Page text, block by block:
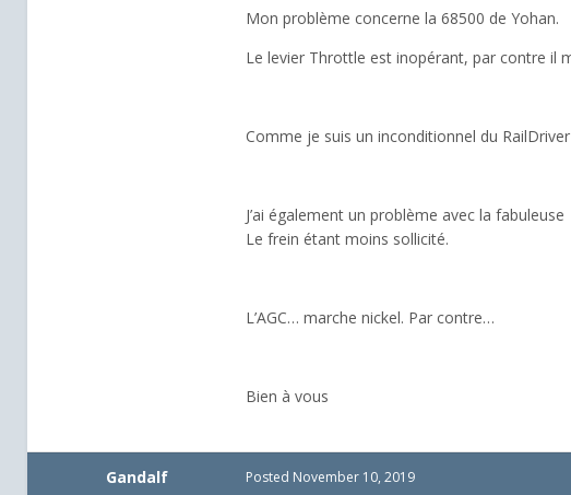
Mon problème concerne la 68500 de Yohan.
Le levier Throttle est inopérant, par contre il
Comme je suis un inconditionnel du
J’ai également un problème avec la fabuleuse
Le frein étant moins sollicité.
L’AGC… marche nickel. Par contre…
Bien à vous
Gandalf Posted November 10, 2019